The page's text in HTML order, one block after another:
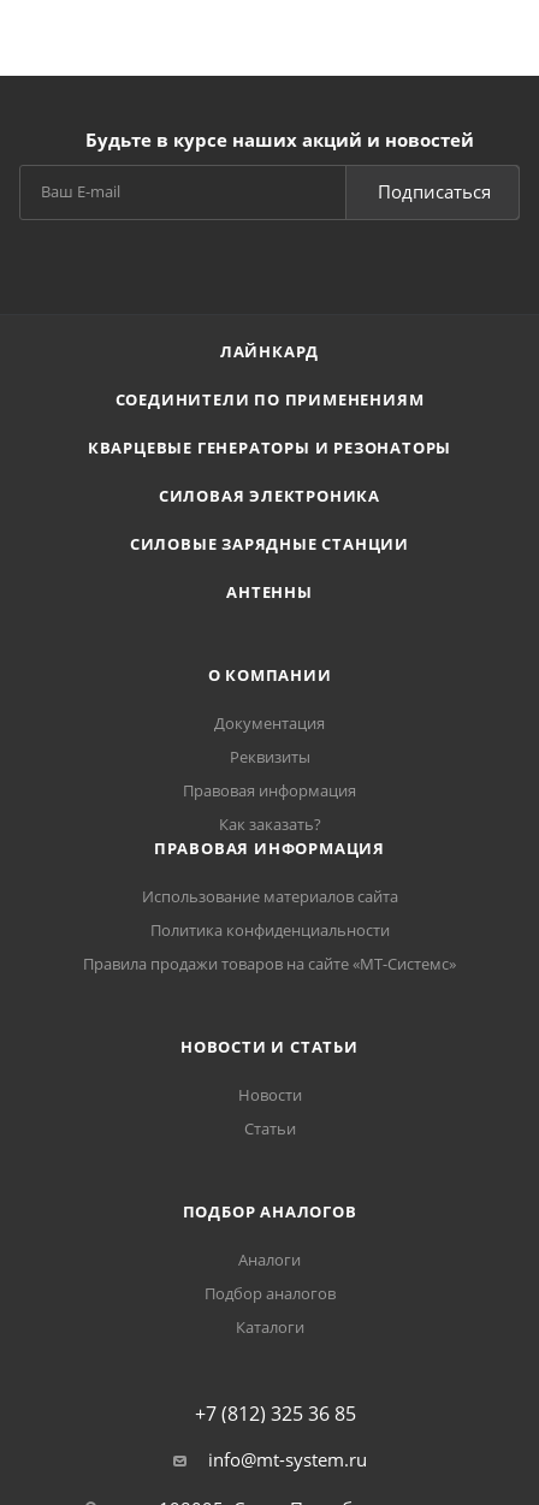
Будьте в курсе наших акций и новостей
Подписаться
ЛАЙНКАРД
СОЕДИНИТЕЛИ ПО ПРИМЕНЕНИЯМ
КВАРЦЕВЫЕ ГЕНЕРАТОРЫ И РЕЗОНАТОРЫ
СИЛОВАЯ ЭЛЕКТРОНИКА
СИЛОВЫЕ ЗАРЯДНЫЕ СТАНЦИИ
АНТЕННЫ
О КОМПАНИИ
Документация
Реквизиты
Правовая информация
Как заказать?
ПРАВОВАЯ ИНФОРМАЦИЯ
Использование материалов сайта
Политика конфиденциальности
Правила продажи товаров на сайте «МТ-Системс»
НОВОСТИ И СТАТЬИ
Новости
Статьи
ПОДБОР АНАЛОГОВ
Аналоги
Подбор аналогов
Каталоги
+7 (812) 325 36 85
info@mt-system.ru